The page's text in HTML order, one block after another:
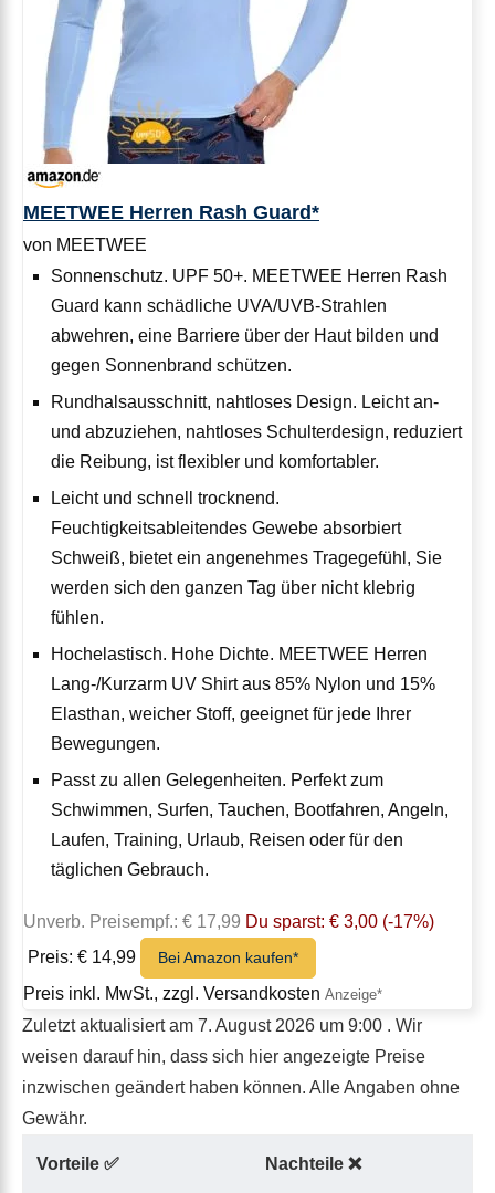
MEETWEE Herren Rash Guard*
von MEETWEE
Sonnenschutz. UPF 50+. MEETWEE Herren Rash
Guard kann schädliche UVA/UVB-Strahlen
abwehren, eine Barriere über der Haut bilden und
gegen Sonnenbrand schützen.
Rundhalsausschnitt, nahtloses Design. Leicht an-
und abzuziehen, nahtloses Schulterdesign, reduziert
die Reibung, ist flexibler und komfortabler.
Leicht und schnell trocknend.
Feuchtigkeitsableitendes Gewebe absorbiert
Schweiß, bietet ein angenehmes Tragegefühl, Sie
werden sich den ganzen Tag über nicht klebrig
fühlen.
Hochelastisch. Hohe Dichte. MEETWEE Herren
Lang-/Kurzarm UV Shirt aus 85% Nylon und 15%
Elasthan, weicher Stoff, geeignet für jede Ihrer
Bewegungen.
Passt zu allen Gelegenheiten. Perfekt zum
Schwimmen, Surfen, Tauchen, Bootfahren, Angeln,
Laufen, Training, Urlaub, Reisen oder für den
täglichen Gebrauch.
Unverb. Preisempf.: € 17,99 Du sparst: € 3,00 (-17%)
Preis: € 14,99
Bei Amazon kaufen*
Preis inkl. MwSt., zzgl. Versandkosten
Zuletzt aktualisiert am 7. August 2026 um 9:00 . Wir
weisen darauf hin, dass sich hier angezeigte Preise
inzwischen geändert haben können. Alle Angaben ohne
Gewähr.
Vorteile ✅ Nachteile ❌